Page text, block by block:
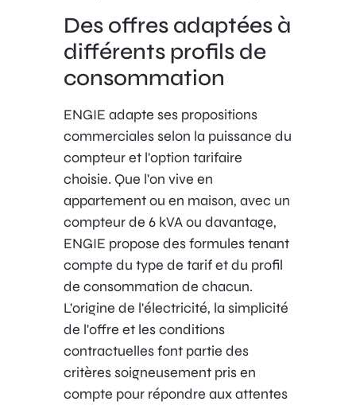
Des offres adaptées à
différents profils de
consommation
ENGIE adapte ses propositions
commerciales selon la puissance du
compteur et l'option tarifaire
choisie. Que l'on vive en
appartement ou en maison, avec un
compteur de 6 kVA ou davantage,
ENGIE propose des formules tenant
compte du type de tarif et du profil
de consommation de chacun.
L'origine de l'électricité, la simplicité
de l'offre et les conditions
contractuelles font partie des
critères soigneusement pris en
compte pour répondre aux attentes